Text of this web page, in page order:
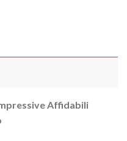
Affidabili